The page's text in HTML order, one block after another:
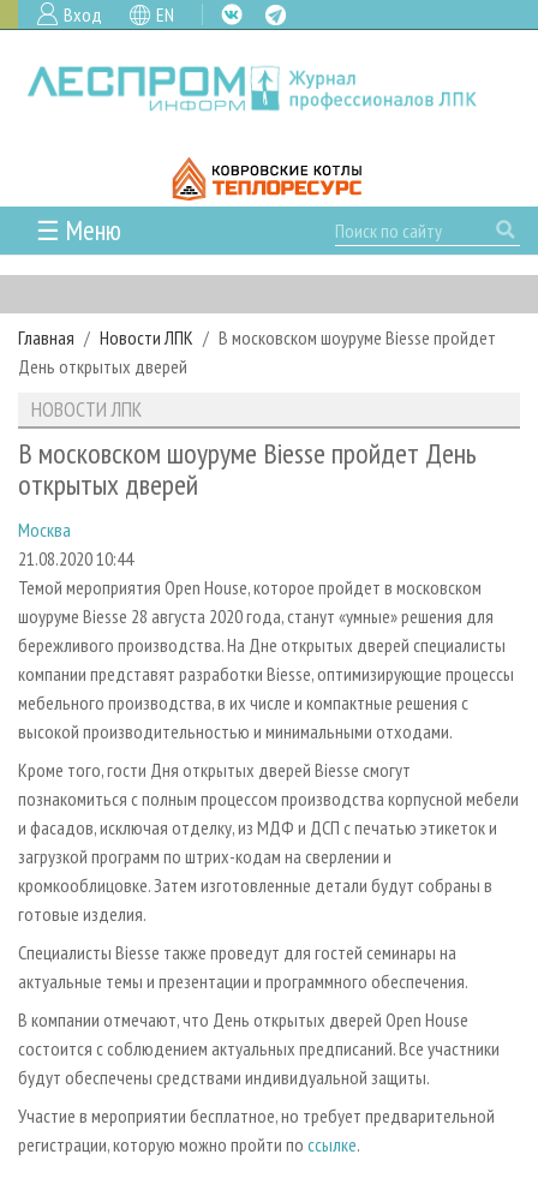
Вход EN
☰ Меню
ГЛАВНАЯ
РУБРИКИ И ТЕМЫ
РУБРИКИ ЖУРНАЛА
ЛЕСОЗАГОТОВКА
ЛЕСОПИЛЕНИЕ
СУШКА ДРЕВЕСИНЫ
ПРОИЗВОДСТВО ДРЕВЕСНЫХ ПЛИТ
ДЕРЕВЯННОЕ ДОМОСТРОЕНИЕ
ПРОИЗВОДСТВО МЕБЕЛИ
БИОЭНЕРГЕТИКА
ИНСТРУМЕНТ И МАТЕРИАЛЫ
НОВОСТИ
НОВОСТИ ЛПК
НОВОСТИ ЖУРНАЛА
ПРОЕКТЫ ЛПИ
АНАЛИТИКА
ПРЕДПРИЯТИЯ ЛПК
ПЕРСОНЫ
МОБИЛЬНЫЕ ВЫСТАВКИ
ОФИЦИАЛЬНЫЕ ДЕЛЕГАЦИИ
ПРИОРИТЕТНЫЕ ИНВЕСТПРОЕКТЫ
RUSSIAN FORESTRY REVIEW
БИБЛИОТЕКА СПЕЦИАЛИСТА
АРХИВ ЖУРНАЛОВ
О ЖУРНАЛЕ
КОНТАКТЫ
РЕКЛАМОДАТЕЛЯМ
РЕКЛАМА
РЕКЛАМА НА САЙТЕ
Главная Новости ЛПК
В московском шоуруме Biesse пройдет
День открытых дверей
НОВОСТИ ЛПК
В московском шоуруме Biesse пройдет День
открытых дверей
Москва
21.08.2020 10:44
Темой мероприятия Open House, которое пройдет в московском
шоуруме Biesse 28 августа 2020 года, станут «умные» решения для
бережливого производства. На Дне открытых дверей специалисты
компании представят разработки Biesse, оптимизирующие процессы
мебельного производства, в их числе и компактные решения с
высокой производительностью и минимальными отходами.
Кроме того, гости Дня открытых дверей Biesse смогут
познакомиться с полным процессом производства корпусной мебели
и фасадов, исключая отделку, из МДФ и ДСП с печатью этикеток и
загрузкой программ по штрих-кодам на сверлении и
кромкооблицовке. Затем изготовленные детали будут собраны в
готовые изделия.
Специалисты Biesse также проведут для гостей семинары на
актуальные темы и презентации и программного обеспечения.
В компании отмечают, что День открытых дверей Open House
состоится с соблюдением актуальных предписаний. Все участники
будут обеспечены средствами индивидуальной защиты.
Участие в мероприятии бесплатное, но требует предварительной
регистрации, которую можно пройти по ссылке.